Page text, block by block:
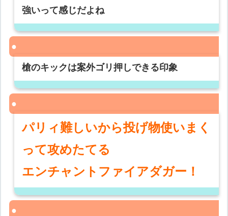
強いって感じだよね
槍のキックは案外ゴリ押しできる印象
パリィ難しいから投げ物使いまく
って攻めたてる
エンチャントファイアダガー！